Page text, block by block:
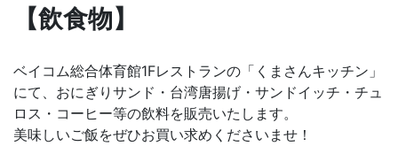
【飲食物】
ベイコム総合体育館1Fレストランの「くまさんキッチン」
にて、おにぎりサンド・台湾唐揚げ・サンドイッチ・チュ
ロス・コーヒー等の飲料を販売いたします。
美味しいご飯をぜひお買い求めくださいませ！